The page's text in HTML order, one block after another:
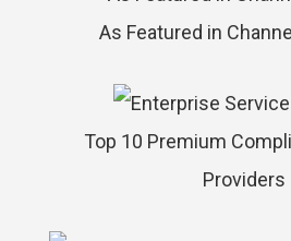
As Featured in
Top 10 Premium
Providers